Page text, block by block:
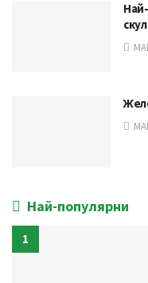
Най-популярни